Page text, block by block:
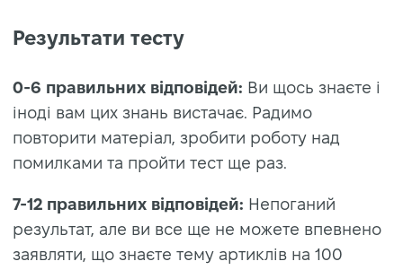
Результати тесту
0-6 правильних відповідей: Ви щось знаєте і
іноді вам цих знань вистачає. Радимо
повторити матеріал, зробити роботу над
помилками та пройти тест ще раз.
7-12 правильних відповідей: Непоганий
результат, але ви все ще не можете впевнено
заявляти, що знаєте тему артиклів на 100